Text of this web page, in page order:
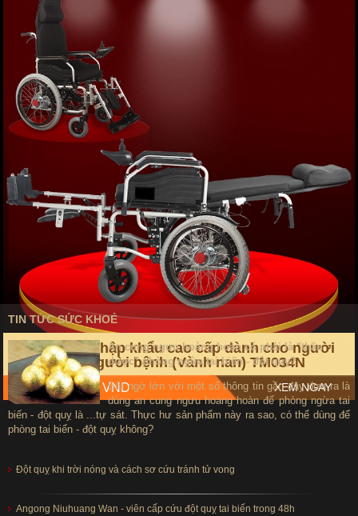
Xe lăn điện phục hồi chức năng cao cấp JBH-
HHD-01 TM012
Giá: 82,000,000 VND
Xe lăn điện nhập khẩu cao cấp dành cho người
khuyết tật, người bệnh (Vành nan) TM034N
Giá: 16,000,000 VND XEM NGAY
TIN TỨC SỨC KHOẺ
An cung ngưu hoàng hoàn có phải là "thần
dược" phòng ngừa tai biến - đột quỵ?
Bất ngờ lớn với một số thông tin gần đây đưa ra là
dùng an cung ngưu hoàng hoàn để phòng ngừa tai
biến - đột quỵ là ...tự sát. Thực hư sản phẩm này ra sao, có thể dùng để
phòng tai biến - đột quỵ không?
Đột quỵ khi trời nóng và cách sơ cứu tránh tử vong
Angong Niuhuang Wan - viên cấp cứu đột quỵ tai biến trong 48h